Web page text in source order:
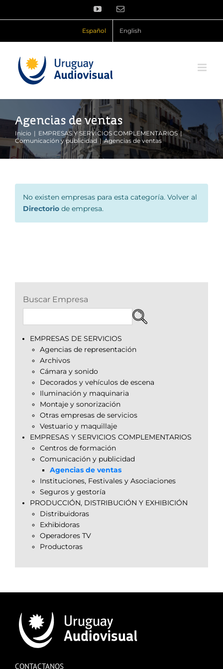
YouTubeCorreo
Español English
Agencias de ventas
Inicio
EMPRESAS Y SERVICIOS COMPLEMENTARIOS
Comunicación y publicidad
Agencias de ventas
No existen empresas para esta categoría. Volver al
Directorio de empresa.
Buscar Empresa
EMPRESAS DE SERVICIOS
Agencias de representación
Archivos
Cámara y sonido
Decorados y vehículos de escena
Iluminación y maquinaria
Montaje y sonorización
Otras empresas de servicios
Vestuario y maquillaje
EMPRESAS Y SERVICIOS COMPLEMENTARIOS
Centros de formación
Comunicación y publicidad
Agencias de ventas
Instituciones, Festivales y Asociaciones
Seguros y gestoría
PRODUCCIÓN, DISTRIBUCIÓN Y EXHIBICIÓN
Distribuidoras
Exhibidoras
Operadores TV
Productoras
CONTACTANOS